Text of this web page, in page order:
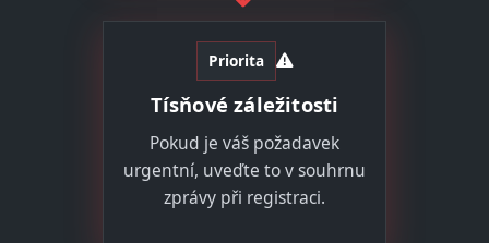
Priorita
Tísňové záležitosti
Pokud je váš požadavek
urgentní, uveďte to v souhrnu
zprávy při registraci.